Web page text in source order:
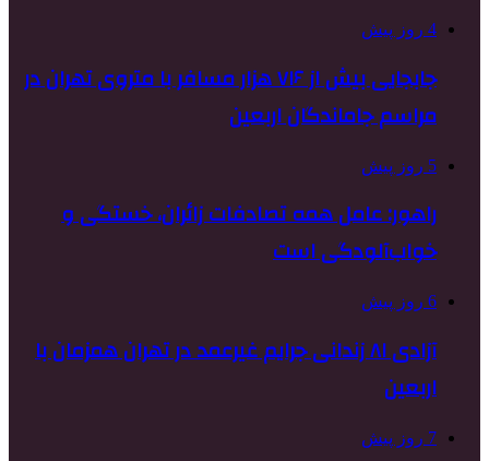
4 روز پیش
جابجایی بیش از ۷۱۶ هزار مسافر با متروی تهران در
مراسم جاماندگان اربعین
5 روز پیش
راهور: عامل همه تصادفات زائران، خستگی و
خواب‌آلودگی است
6 روز پیش
آزادی ۸۱ زندانی جرایم غیرعمد در تهران همزمان با
اربعین
7 روز پیش